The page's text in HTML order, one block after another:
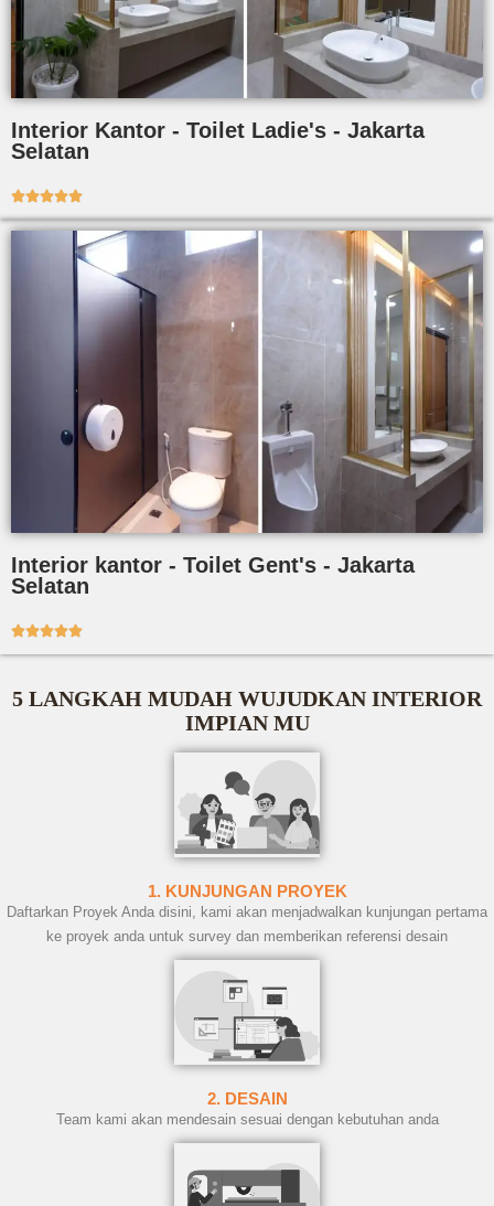
Interior Kantor - Toilet Ladie's - Jakarta
Selatan

Interior kantor - Toilet Gent's - Jakarta
Selatan

5 LANGKAH MUDAH WUJUDKAN INTERIOR
IMPIAN MU
1. KUNJUNGAN PROYEK
Daftarkan Proyek Anda disini, kami akan menjadwalkan kunjungan pertama
ke proyek anda untuk survey dan memberikan referensi desain
2. DESAIN
Team kami akan mendesain sesuai dengan kebutuhan anda